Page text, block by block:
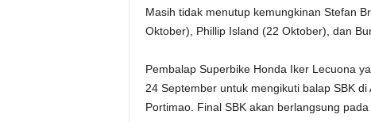
Masih tidak menutup kemungkinan Stefan
Oktober), Phillip Island (22 Oktober), dan
Pembalap Superbike Honda Iker Lecuona
24 September untuk mengikuti balap SBK
Portimao. Final SBK akan berlangsung